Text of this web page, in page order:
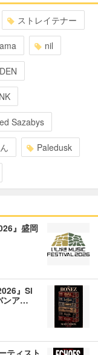
ストレイテナー
nil
Sazabys
Paledusk
』盛岡
』Si
ンア…
ティスト